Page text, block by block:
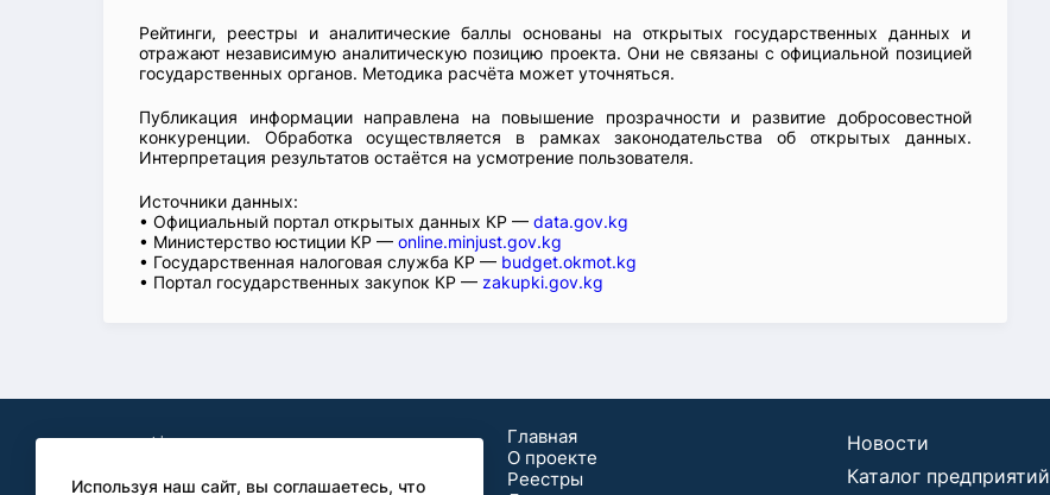
Рейтинги, реестры и аналитические баллы основаны на открытых государственных данных и
отражают независимую аналитическую позицию проекта. Они не связаны с официальной позицией
государственных органов. Методика расчёта может уточняться.
Публикация информации направлена на повышение прозрачности и развитие добросовестной
конкуренции. Обработка осуществляется в рамках законодательства об открытых данных.
Интерпретация результатов остаётся на усмотрение пользователя.
Источники данных:
• Официальный портал открытых данных КР — data.gov.kg
• Министерство юстиции КР — online.minjust.gov.kg
• Государственная налоговая служба КР — budget.okmot.kg
• Портал государственных закупок КР — zakupki.gov.kg
Используя наш сайт, вы соглашаетесь, что
Главная
О проекте
Реестры
Новости
Каталог предприятий